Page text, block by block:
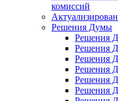
комиссий
Решения Думы
Решения
Решения
Решения
Решения
Решения
Решения